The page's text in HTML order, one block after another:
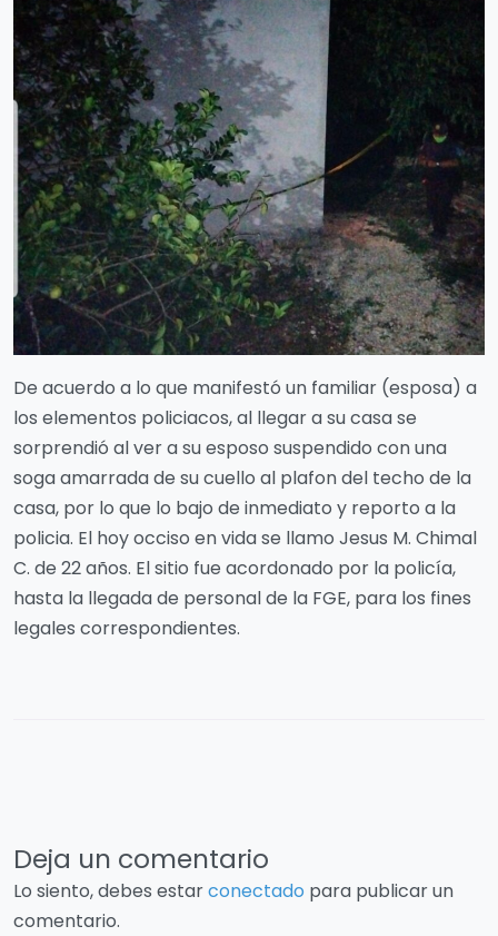
De acuerdo a lo que manifestó un familiar (esposa) a
los elementos policiacos, al llegar a su casa se
sorprendió al ver a su esposo suspendido con una
soga amarrada de su cuello al plafon del techo de la
casa, por lo que lo bajo de inmediato y reporto a la
policia. El hoy occiso en vida se llamo Jesus M. Chimal
C. de 22 años. El sitio fue acordonado por la policía,
hasta la llegada de personal de la FGE, para los fines
legales correspondientes.
Deja un comentario
Lo siento, debes estarconectado para publicar un
comentario.